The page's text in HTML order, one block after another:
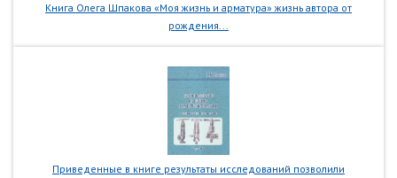
Книга Олега Шпакова «Моя жизнь и арматура» жизнь автора от
рождения...
Приведенные в книге результаты исследований позволили